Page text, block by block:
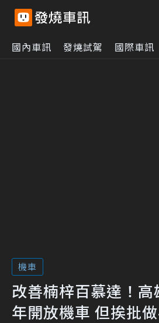
國內車訊 發燒試駕 國際車訊
機車
改善楠梓百慕達！
年開放機車 但挨批